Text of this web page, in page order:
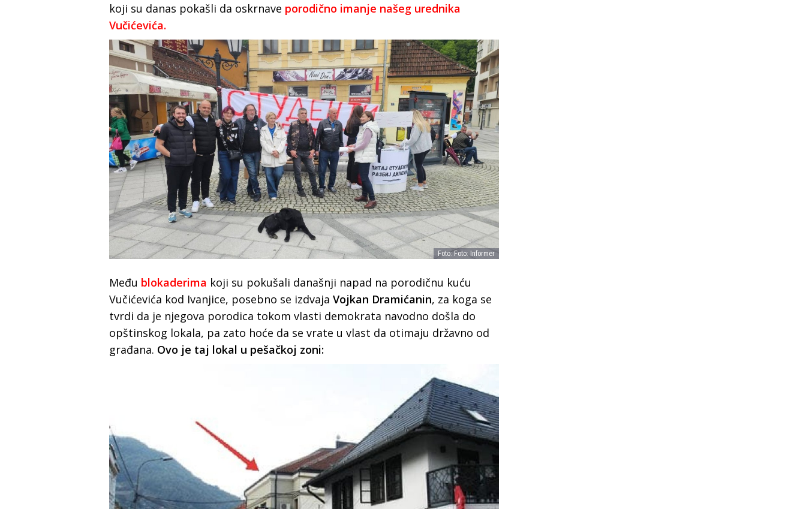
koji su danas pokašli da oskrnave porodično imanje našeg urednika
Vučićevića.
Foto: Foto: Informer
Među blokaderima koji su pokušali današnji napad na porodičnu kuću
Vučićevića kod Ivanjice, posebno se izdvaja Vojkan Dramićanin, za koga se
tvrdi da je njegova porodica tokom vlasti demokrata navodno došla do
opštinskog lokala, pa zato hoće da se vrate u vlast da otimaju državno od
građana. Ovo je taj lokal u pešačkoj zoni: